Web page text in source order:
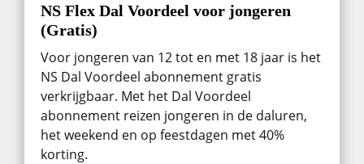
NS Flex Dal Voordeel voor jongeren
(Gratis)
Voor jongeren van 12 tot en met 18 jaar is het
NS Dal Voordeel abonnement gratis
verkrijgbaar. Met het Dal Voordeel
abonnement reizen jongeren in de daluren,
het weekend en op feestdagen met 40%
korting.